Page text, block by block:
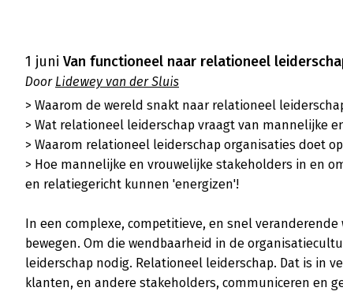
1 juni Van functioneel naar relationeel
Door Lidewey van der Sluis
> Waarom de wereld snakt naar relationeel
> Wat relationeel leiderschap vraagt van mannelijke
> Waarom relationeel leiderschap organisaties doet
> Hoe mannelijke en vrouwelijke stakeholders in en
en relatiegericht kunnen 'energizen'!
In een complexe, competitieve, en snel
bewegen. Om die wendbaarheid in de
leiderschap nodig. Relationeel leiderschap. Dat is in
klanten, en andere stakeholders, communiceren en